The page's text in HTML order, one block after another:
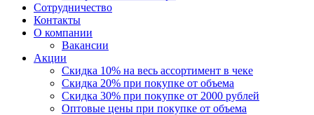
Сотрудничество
Контакты
О компании
Вакансии
Акции
Скидка 10% на весь ассортимент в чеке
Скидка 20% при покупке от объема
Скидка 30% при покупке от 2000 рублей
Оптовые цены при покупке от объема